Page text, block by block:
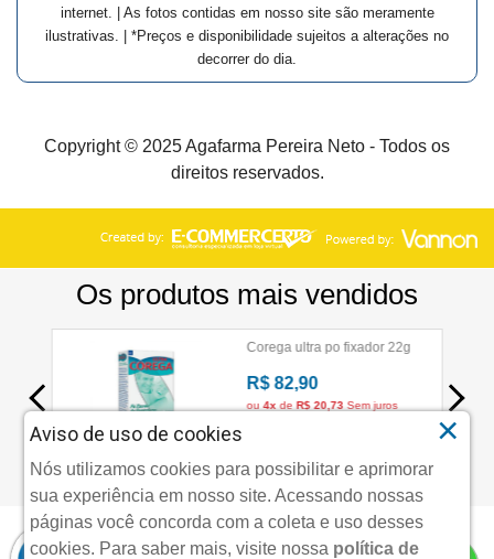
internet. | As fotos contidas em nosso site são meramente
ilustrativas. | *Preços e disponibilidade sujeitos a alterações no
decorrer do dia.
Copyright © 2025 Agafarma Pereira Neto - Todos os
direitos reservados.
Aviso de uso de cookies
Nós utilizamos cookies para possibilitar e aprimorar
sua experiência em nosso site. Acessando nossas
páginas você concorda com a coleta e uso desses
cookies. Para saber mais, visite nossa política de
×